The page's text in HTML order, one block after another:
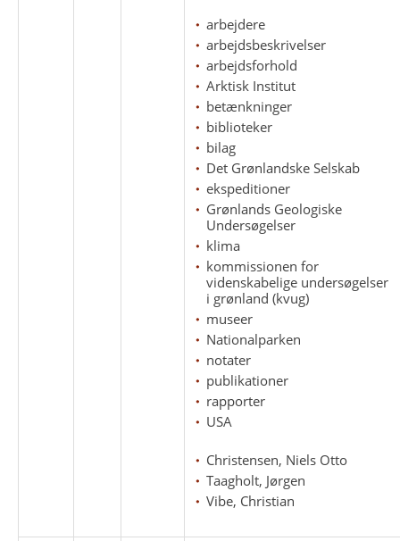
arbejdere
arbejdsbeskrivelser
arbejdsforhold
Arktisk Institut
betænkninger
biblioteker
bilag
Det Grønlandske Selskab
ekspeditioner
Grønlands Geologiske
Undersøgelser
klima
kommissionen for
videnskabelige undersøgelser
i grønland (kvug)
museer
Nationalparken
notater
publikationer
rapporter
USA
Christensen, Niels Otto
Taagholt, Jørgen
Vibe, Christian